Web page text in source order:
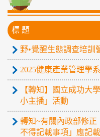
標 題
野•覺醒生態調查培訓
2025健康產業管理學
【轉知】國立成功大
小主播」活動
轉知~有關內政部修
不得記載事項」應記